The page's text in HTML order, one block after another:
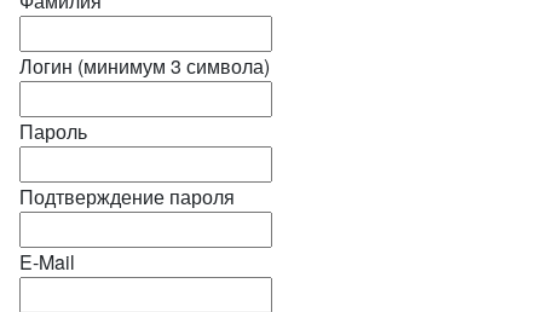
Логин (минимум 3 символа)
Пароль
Подтверждение пароля
E-Mail